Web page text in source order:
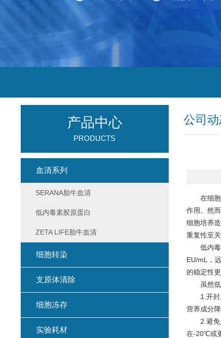
公司
在细胞培
作用。然
细胞培养
重复性至
低内毒素
EU/mL，
的稳定性
虽然低内
1.开封后
营养成分
2.避免反
在-20℃或
产品中心
PRODUCTS
血清系列
SERANA胎牛血清
低内毒素胶原蛋白
ZETA LIFE胎牛血清
细胞转染
支原体清除
细胞冻存
实验耗材